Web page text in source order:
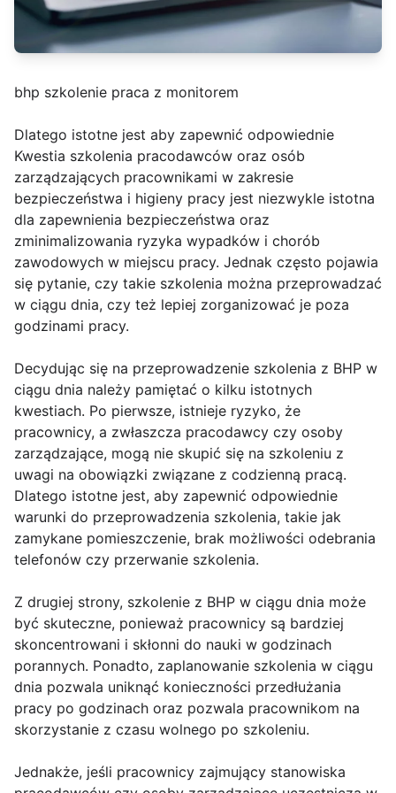
bhp szkolenie praca z monitorem
Dlatego istotne jest aby zapewnić odpowiednie
Kwestia szkolenia pracodawców oraz osób
zarządzających pracownikami w zakresie
bezpieczeństwa i higieny pracy jest niezwykle istotna
dla zapewnienia bezpieczeństwa oraz
zminimalizowania ryzyka wypadków i chorób
zawodowych w miejscu pracy. Jednak często pojawia
się pytanie, czy takie szkolenia można przeprowadzać
w ciągu dnia, czy też lepiej zorganizować je poza
godzinami pracy.
Decydując się na przeprowadzenie szkolenia z BHP w
ciągu dnia należy pamiętać o kilku istotnych
kwestiach. Po pierwsze, istnieje ryzyko, że
pracownicy, a zwłaszcza pracodawcy czy osoby
zarządzające, mogą nie skupić się na szkoleniu z
uwagi na obowiązki związane z codzienną pracą.
Dlatego istotne jest, aby zapewnić odpowiednie
warunki do przeprowadzenia szkolenia, takie jak
zamykane pomieszczenie, brak możliwości odebrania
telefonów czy przerwanie szkolenia.
Z drugiej strony, szkolenie z BHP w ciągu dnia może
być skuteczne, ponieważ pracownicy są bardziej
skoncentrowani i skłonni do nauki w godzinach
porannych. Ponadto, zaplanowanie szkolenia w ciągu
dnia pozwala uniknąć konieczności przedłużania
pracy po godzinach oraz pozwala pracownikom na
skorzystanie z czasu wolnego po szkoleniu.
Jednakże, jeśli pracownicy zajmujący stanowiska